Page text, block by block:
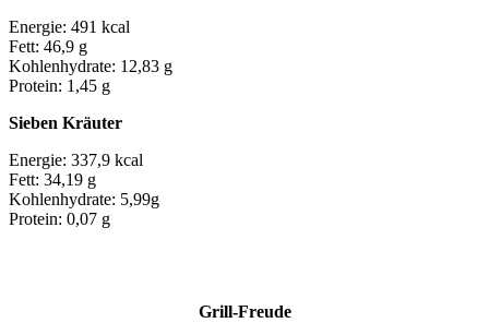
Energie: 491 kcal
Fett: 46,9 g
Kohlenhydrate: 12,83 g
Protein: 1,45 g
Sieben Kräuter
Energie: 337,9 kcal
Fett: 34,19 g
Kohlenhydrate: 5,99g
Protein: 0,07 g
Grill-Freude